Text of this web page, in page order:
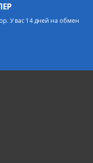
У вас 14 дней на обмен